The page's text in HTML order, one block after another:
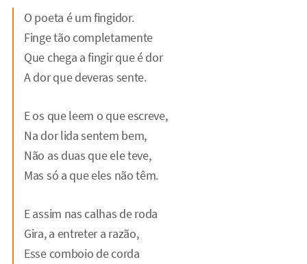
O poeta é um fingidor.
Finge tão completamente
Que chega a fingir que é dor
A dor que deveras sente.
E os que leem o que escreve,
Na dor lida sentem bem,
Não as duas que ele teve,
Mas só a que eles não têm.
E assim nas calhas de roda
Gira, a entreter a razão,
Esse comboio de corda